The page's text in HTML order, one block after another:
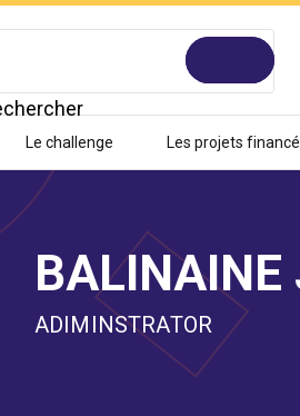
Le challenge Les projets
ADIMINSTRATOR